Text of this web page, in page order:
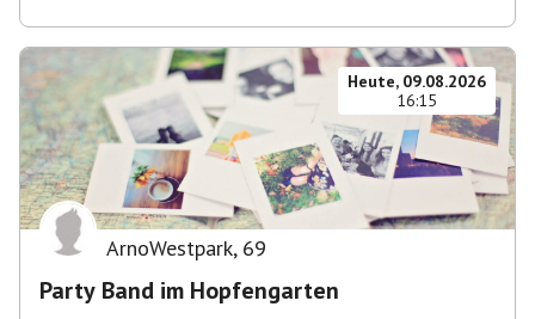
Heute, 09.08.2026
16:15
ArnoWestpark, 69
Party Band im Hopfengarten